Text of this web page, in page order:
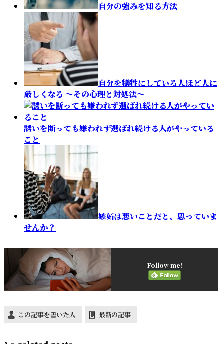
自分の強みを知る方法
自分を犠牲にしている人ほど人に
厳しくなる ～その心理と対処法～
誘いを断っても嫌われず選ばれ続ける人がやっている
こと
嫉妬は悪いことだと、思っていま
せんか？
Follow me!
この記事を書いた人 最新の記事